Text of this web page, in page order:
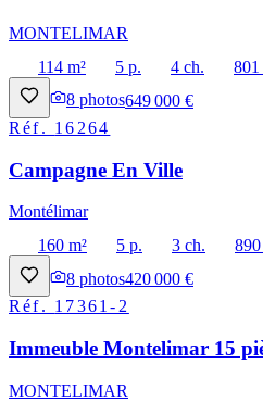
MONTELIMAR
114 m²
5 p. 4 ch.
801
8 photos649 000 €
Réf. 16264
Campagne En Ville
Montélimar
160 m²
5 p. 3 ch.
890
8 photos420 000 €
Réf. 17361-2
Immeuble Montelimar 15
MONTELIMAR